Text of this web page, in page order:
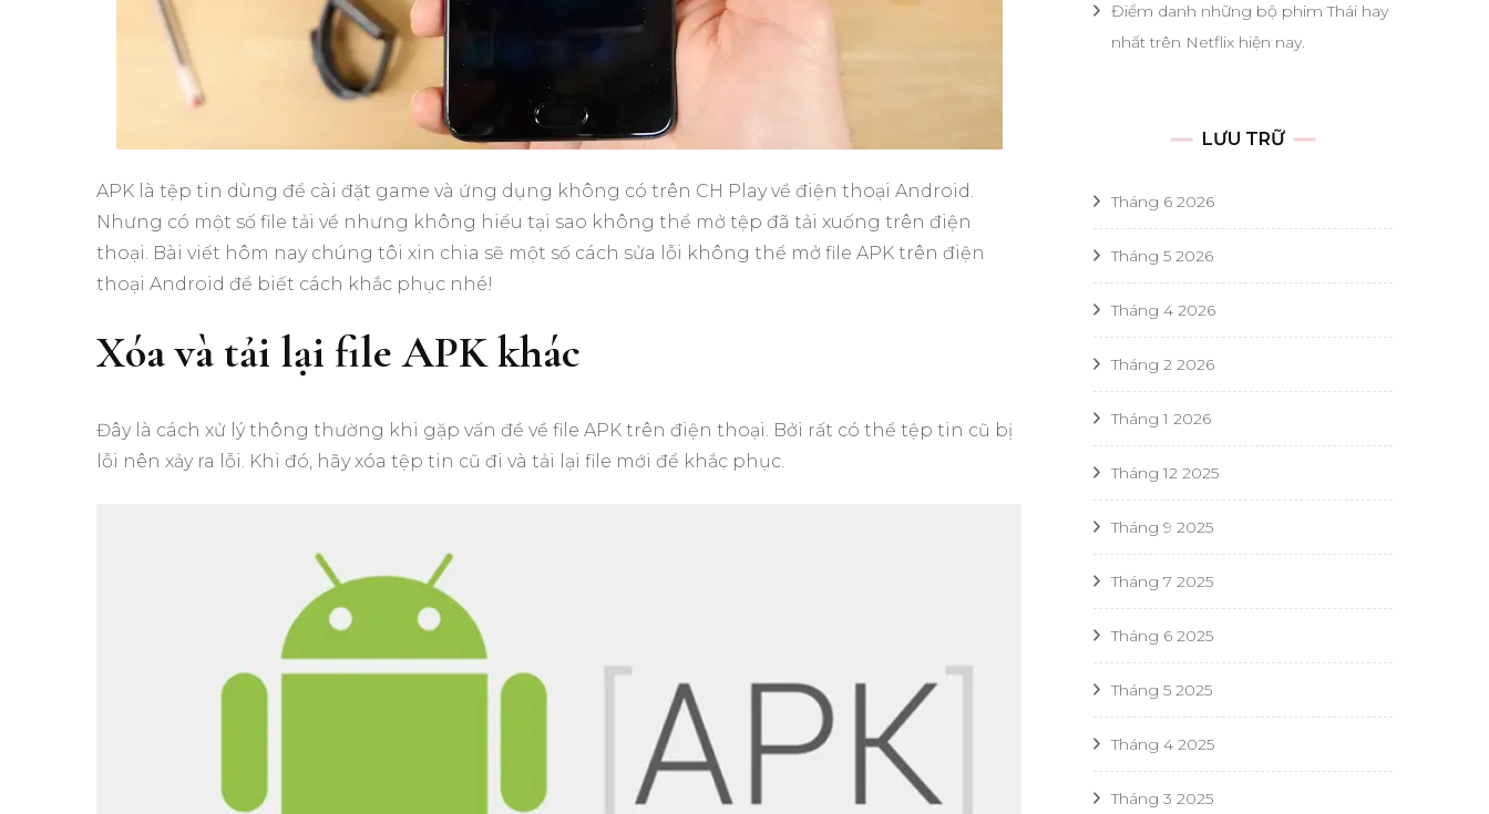
APK là tệp tin dùng để cài đặt game và ứng dụng không có trên CH Play về điện thoại Android.
Nhưng có một số file tải về nhưng không hiểu tại sao không thể mở tệp đã tải xuống trên điện
thoại. Bài viết hôm nay chúng tôi xin chia sẽ một số cách sửa lỗi không thể mở file APK trên điện
thoại Android để biết cách khắc phục nhé!
Xóa và tải lại file APK khác
Đây là cách xử lý thông thường khi gặp vấn đề về file APK trên điện thoại. Bởi rất có thể tệp tin cũ bị
lỗi nên xảy ra lỗi. Khi đó, hãy xóa tệp tin cũ đi và tải lại file mới để khắc phục.
Điểm danh những bộ phim Thái hay
nhất trên Netflix hiện nay.
LƯU TRỮ
Tháng 6 2026
Tháng 5 2026
Tháng 4 2026
Tháng 2 2026
Tháng 1 2026
Tháng 12 2025
Tháng 9 2025
Tháng 7 2025
Tháng 6 2025
Tháng 5 2025
Tháng 4 2025
Tháng 3 2025